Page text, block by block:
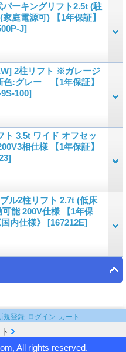
パーキングリフト2.5t (駐
庭電源可) 【1年保証】
J]
2柱リフト ※ガレージ
:グレー 【1年保証】
100]
3.5t ワイド オフセッ
相仕様 【1年保証】
]
ル2柱リフト 2.7t (低床
能 200V仕様 【1年保
内仕様》 [167212E]
規登録 ログイン カート
All rights reserved.